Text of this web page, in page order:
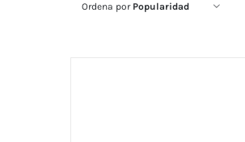
Ordena por Popularidad